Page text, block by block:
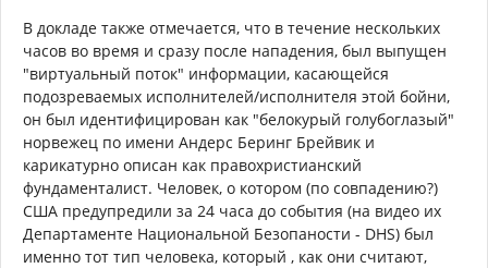
В докладе также отмечается, что в течение нескольких
часов во время и сразу после нападения, был выпущен
"виртуальный поток" информации, касающейся
подозреваемых исполнителей/исполнителя этой бойни,
он был идентифицирован как "белокурый голубоглазый"
норвежец по имени Андерс Беринг Брейвик и
карикатурно описан как правохристианский
фундаменталист. Человек, о котором (по совпадению?)
США предупредили за 24 часа до события (на видео их
Департаменте Национальной Безопаности - DHS) был
именно тот тип человека, который , как они считают,